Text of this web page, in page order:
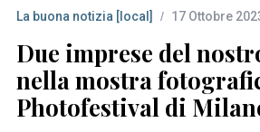
r
c
h
f
o
La buona notizia [local] 17 Ottobre
Due imprese del
nella mostra
Photofestival di